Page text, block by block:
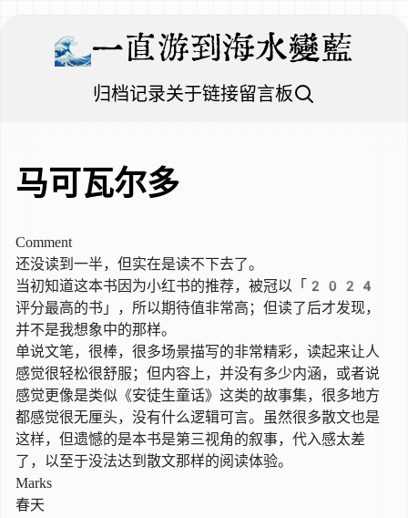
一直游到海水變藍
归档记录关于链接留言板
马可瓦尔多
Comment
还没读到一半，但实在是读不下去了。
当初知道这本书因为小红书的推荐，被冠以「2024
评分最高的书」，所以期待值非常高；但读了后才发现，
并不是我想象中的那样。
单说文笔，很棒，很多场景描写的非常精彩，读起来让人
感觉很轻松很舒服；但内容上，并没有多少内涵，或者说
感觉更像是类似《安徒生童话》这类的故事集，很多地方
都感觉很无厘头，没有什么逻辑可言。虽然很多散文也是
这样，但遗憾的是本书是第三视角的叙事，代入感太差
了，以至于没法达到散文那样的阅读体验。
Marks
春天